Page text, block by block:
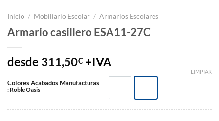
Inicio / Mobiliario Escolar / Armarios Escolares
Armario casillero ESA11-27C
desde 311,50€ +IVA
Colores Acabados Manufacturas
: Roble Oasis
LIMPIAR